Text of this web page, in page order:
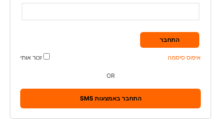
התחבר
זכור אותי איפוס סיסמה
OR
התחבר באמצעות SMS